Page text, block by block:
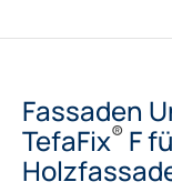
Fassaden
TefaFix® F